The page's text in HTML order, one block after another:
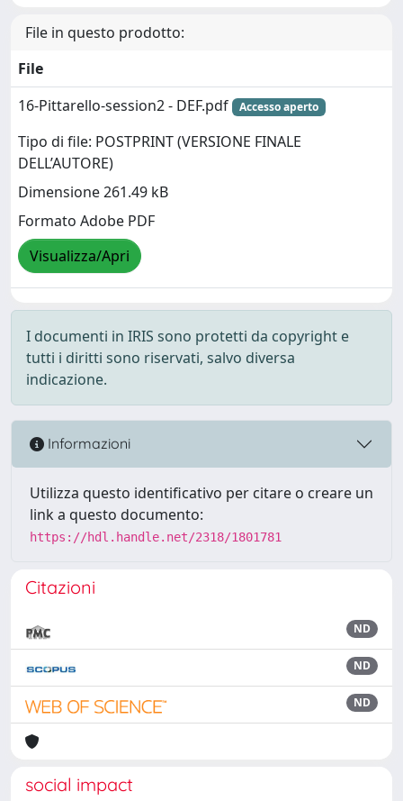
File in questo prodotto:
File
16-Pittarello-session2 - DEF.pdf
Accesso aperto
Tipo di file: POSTPRINT (VERSIONE FINALE
DELL’AUTORE)
Dimensione 261.49 kB
Formato Adobe PDF
Visualizza/Apri
I documenti in IRIS sono protetti da copyright e
tutti i diritti sono riservati, salvo diversa
indicazione.
Informazioni
Utilizza questo identificativo per citare o creare un
link a questo documento:
https://hdl.handle.net/2318/1801781
Citazioni
ND
ND
ND
social impact